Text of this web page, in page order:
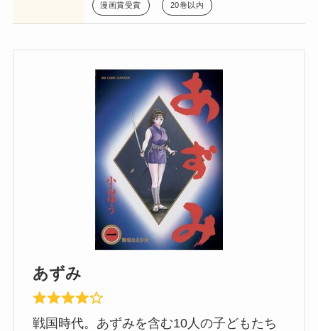
漫画賞受賞 20巻以内
あずみ
戦国時代。あずみを含む10人の子どもたち